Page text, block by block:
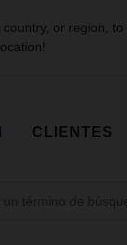
or region, to
CLIENTES